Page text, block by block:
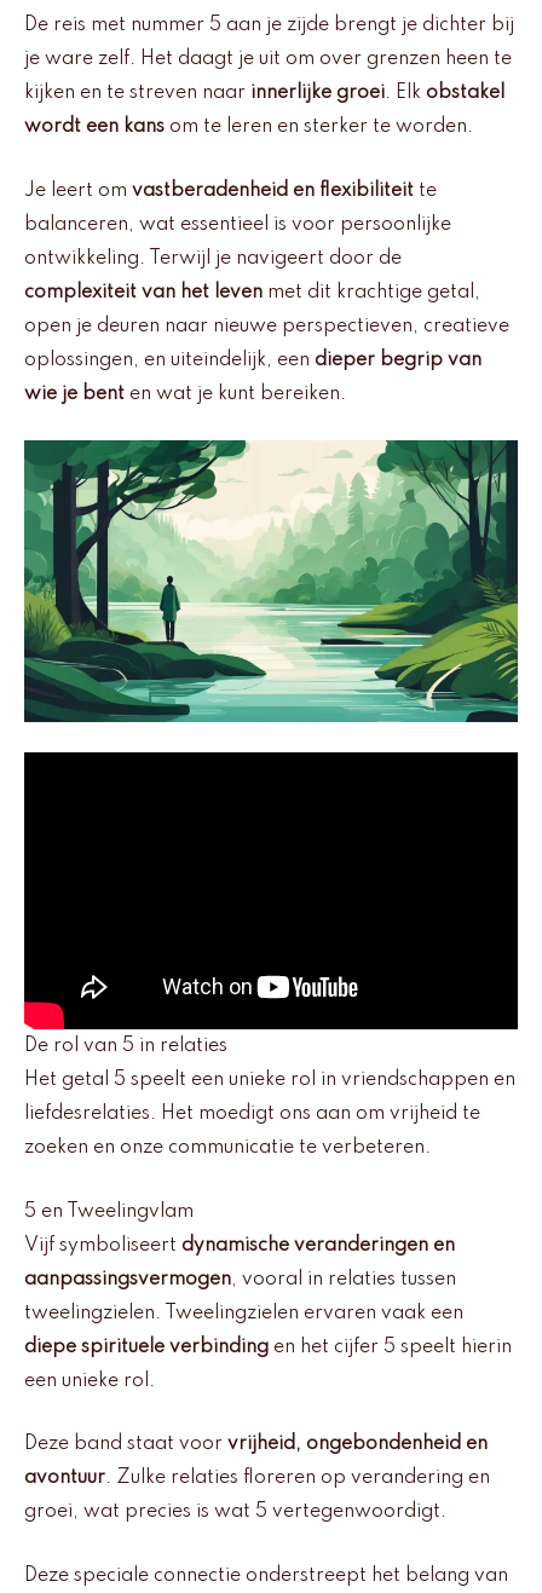
De reis met nummer 5 aan je zijde brengt je dichter bij
je ware zelf. Het daagt je uit om over grenzen heen te
kijken en te streven naar innerlijke groei. Elk obstakel
wordt een kans om te leren en sterker te worden.
Je leert om vastberadenheid en flexibiliteit te
balanceren, wat essentieel is voor persoonlijke
ontwikkeling. Terwijl je navigeert door de
complexiteit van het leven met dit krachtige getal,
open je deuren naar nieuwe perspectieven, creatieve
oplossingen, en uiteindelijk, een dieper begrip van
wie je bent en wat je kunt bereiken.
De rol van 5 in relaties
Het getal 5 speelt een unieke rol in vriendschappen en
liefdesrelaties. Het moedigt ons aan om vrijheid te
zoeken en onze communicatie te verbeteren.
5 en Tweelingvlam
Vijf symboliseert dynamische veranderingen en
aanpassingsvermogen, vooral in relaties tussen
tweelingzielen. Tweelingzielen ervaren vaak een
diepe spirituele verbinding en het cijfer 5 speelt hierin
een unieke rol.
Deze band staat voor vrijheid, ongebondenheid en
avontuur. Zulke relaties floreren op verandering en
groei, wat precies is wat 5 vertegenwoordigt.
Deze speciale connectie onderstreept het belang van